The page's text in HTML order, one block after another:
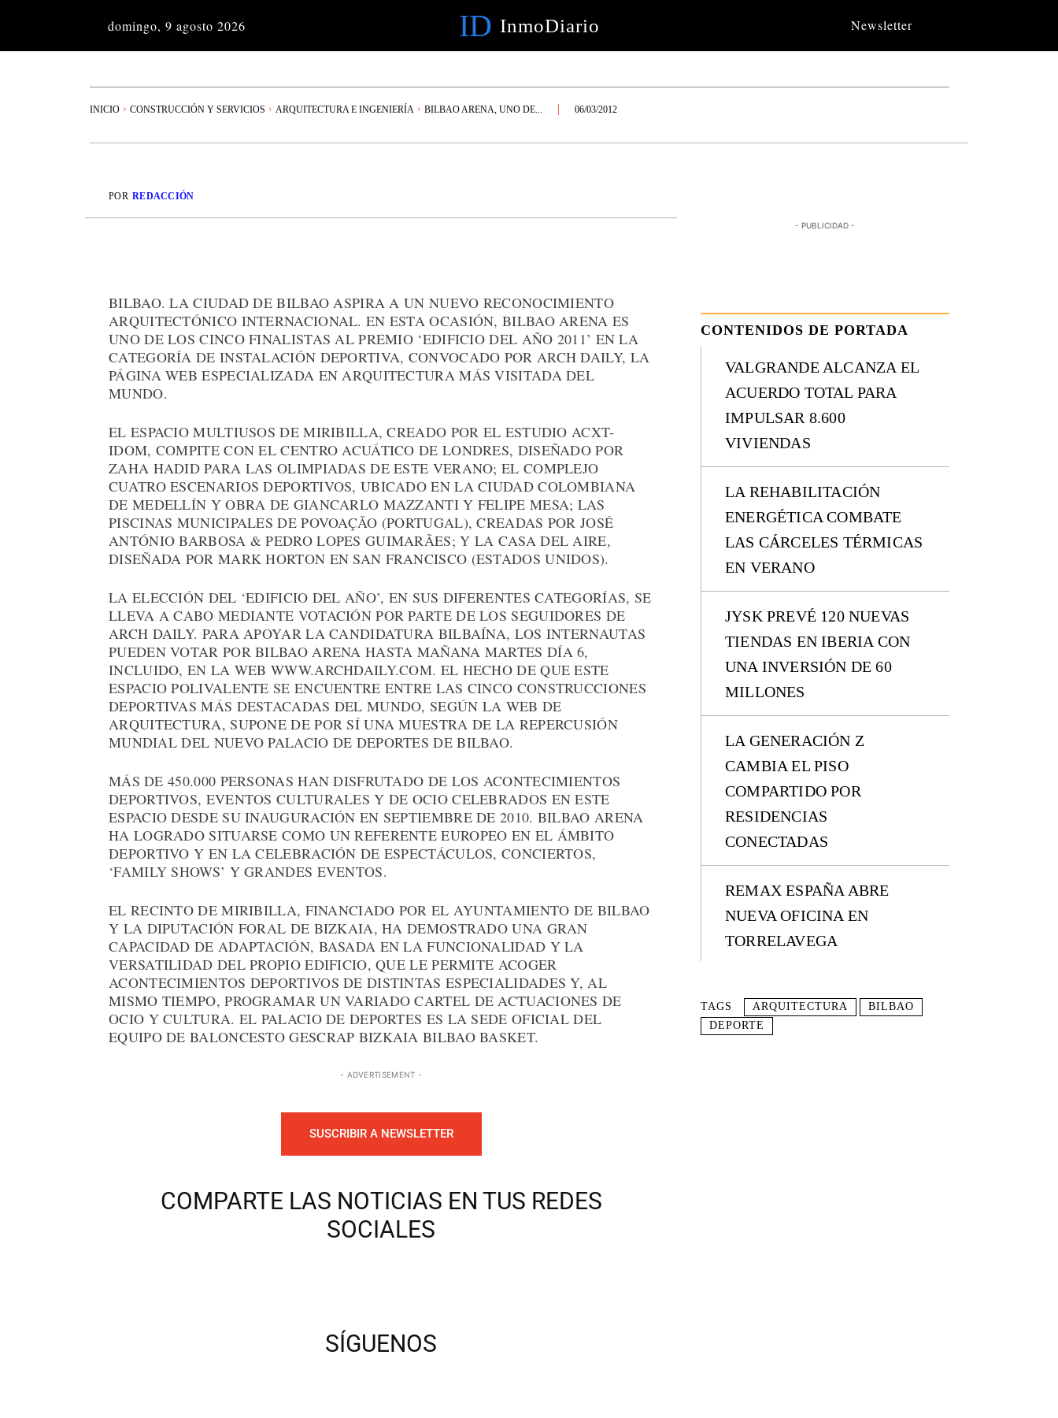
domingo, 9 agosto 2026 ID InmoDiario Newsletter
INICIO CONSTRUCCIÓN Y SERVICIOS ARQUITECTURA E INGENIERÍA BILBAO ARENA, UNO DE... 06/03/2012
POR REDACCIÓN
BILBAO. LA CIUDAD DE BILBAO ASPIRA A UN NUEVO RECONOCIMIENTO
ARQUITECTÓNICO INTERNACIONAL. EN ESTA OCASIÓN, BILBAO ARENA ES
UNO DE LOS CINCO FINALISTAS AL PREMIO ‘EDIFICIO DEL AÑO 2011’ EN LA
CATEGORÍA DE INSTALACIÓN DEPORTIVA, CONVOCADO POR ARCH DAILY, LA
PÁGINA WEB ESPECIALIZADA EN ARQUITECTURA MÁS VISITADA DEL
MUNDO.
EL ESPACIO MULTIUSOS DE MIRIBILLA, CREADO POR EL ESTUDIO ACXT-
IDOM, COMPITE CON EL CENTRO ACUÁTICO DE LONDRES, DISEÑADO POR
ZAHA HADID PARA LAS OLIMPIADAS DE ESTE VERANO; EL COMPLEJO
CUATRO ESCENARIOS DEPORTIVOS, UBICADO EN LA CIUDAD COLOMBIANA
DE MEDELLÍN Y OBRA DE GIANCARLO MAZZANTI Y FELIPE MESA; LAS
PISCINAS MUNICIPALES DE POVOAÇÃO (PORTUGAL), CREADAS POR JOSÉ
ANTÓNIO BARBOSA & PEDRO LOPES GUIMARÃES; Y LA CASA DEL AIRE,
DISEÑADA POR MARK HORTON EN SAN FRANCISCO (ESTADOS UNIDOS).
LA ELECCIÓN DEL ‘EDIFICIO DEL AÑO’, EN SUS DIFERENTES CATEGORÍAS, SE
LLEVA A CABO MEDIANTE VOTACIÓN POR PARTE DE LOS SEGUIDORES DE
ARCH DAILY. PARA APOYAR LA CANDIDATURA BILBAÍNA, LOS INTERNAUTAS
PUEDEN VOTAR POR BILBAO ARENA HASTA MAÑANA MARTES DÍA 6,
INCLUIDO, EN LA WEB WWW.ARCHDAILY.COM. EL HECHO DE QUE ESTE
ESPACIO POLIVALENTE SE ENCUENTRE ENTRE LAS CINCO CONSTRUCCIONES
DEPORTIVAS MÁS DESTACADAS DEL MUNDO, SEGÚN LA WEB DE
ARQUITECTURA, SUPONE DE POR SÍ UNA MUESTRA DE LA REPERCUSIÓN
MUNDIAL DEL NUEVO PALACIO DE DEPORTES DE BILBAO.
MÁS DE 450.000 PERSONAS HAN DISFRUTADO DE LOS ACONTECIMIENTOS
DEPORTIVOS, EVENTOS CULTURALES Y DE OCIO CELEBRADOS EN ESTE
ESPACIO DESDE SU INAUGURACIÓN EN SEPTIEMBRE DE 2010. BILBAO ARENA
HA LOGRADO SITUARSE COMO UN REFERENTE EUROPEO EN EL ÁMBITO
DEPORTIVO Y EN LA CELEBRACIÓN DE ESPECTÁCULOS, CONCIERTOS,
‘FAMILY SHOWS’ Y GRANDES EVENTOS.
EL RECINTO DE MIRIBILLA, FINANCIADO POR EL AYUNTAMIENTO DE BILBAO
Y LA DIPUTACIÓN FORAL DE BIZKAIA, HA DEMOSTRADO UNA GRAN
CAPACIDAD DE ADAPTACIÓN, BASADA EN LA FUNCIONALIDAD Y LA
VERSATILIDAD DEL PROPIO EDIFICIO, QUE LE PERMITE ACOGER
ACONTECIMIENTOS DEPORTIVOS DE DISTINTAS ESPECIALIDADES Y, AL
MISMO TIEMPO, PROGRAMAR UN VARIADO CARTEL DE ACTUACIONES DE
OCIO Y CULTURA. EL PALACIO DE DEPORTES ES LA SEDE OFICIAL DEL
EQUIPO DE BALONCESTO GESCRAP BIZKAIA BILBAO BASKET.
- ADVERTISEMENT -
SUSCRIBIR A NEWSLETTER
COMPARTE LAS NOTICIAS EN TUS REDES
SOCIALES
SÍGUENOS
- PUBLICIDAD -
CONTENIDOS DE PORTADA
VALGRANDE ALCANZA EL
ACUERDO TOTAL PARA
IMPULSAR 8.600
VIVIENDAS
LA REHABILITACIÓN
ENERGÉTICA COMBATE
LAS CÁRCELES TÉRMICAS
EN VERANO
JYSK PREVÉ 120 NUEVAS
TIENDAS EN IBERIA CON
UNA INVERSIÓN DE 60
MILLONES
LA GENERACIÓN Z
CAMBIA EL PISO
COMPARTIDO POR
RESIDENCIAS
CONECTADAS
REMAX ESPAÑA ABRE
NUEVA OFICINA EN
TORRELAVEGA
TAGS ARQUITECTURA
BILBAO
DEPORTE